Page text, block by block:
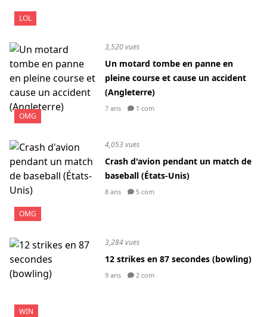
LOL
OMG
3,520 vues
Un motard tombe en panne en
pleine course et cause un accident
(Angleterre)
7 ans 1 com
OMG
4,053 vues
Crash d'avion pendant un match de
baseball (États-Unis)
8 ans 5 com
WIN
3,284 vues
12 strikes en 87 secondes (bowling)
9 ans 2 com